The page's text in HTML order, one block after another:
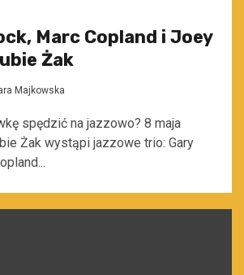
Marc Copland i Joey
Żak
Majkowska
spędzić na jazzowo? 8 maja
Żak wystąpi jazzowe trio: Gary